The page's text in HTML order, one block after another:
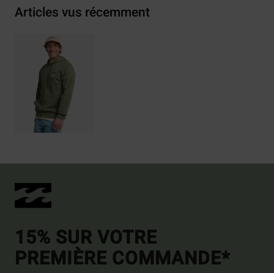
Articles vus récemment
15% SUR VOTRE
PREMIÈRE COMMANDE*